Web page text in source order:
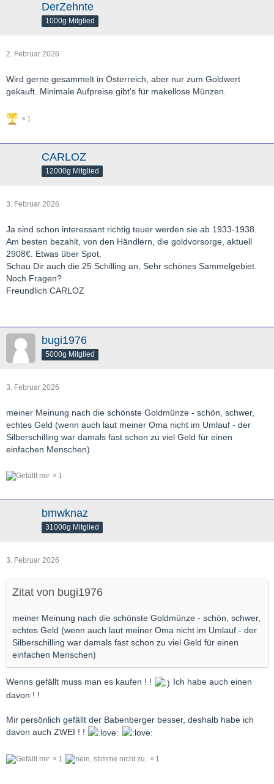
DerZehnte
1000g Mitglied
2. Februar 2026
Wird gerne gesammelt in Österreich, aber nur zum Goldwert
gekauft. Minimale Aufpreise gibt's für makellose Münzen.
1
CARLOZ
12000g Mitglied
3. Februar 2026
Ja sind schon interessant richtig teuer werden sie ab 1933-1938.
Am besten bezahlt, von den Händlern, die goldvorsorge, aktuell
2908€. Etwas über Spot.
Schau Dir auch die 25 Schilling an, Sehr schönes Sammelgebiet.
Noch Fragen?
Freundlich CARLOZ
bugi1976
5000g Mitglied
3. Februar 2026
meiner Meinung nach die schönste Goldmünze - schön, schwer,
echtes Geld (wenn auch laut meiner Oma nicht im Umlauf - der
Silberschilling war damals fast schon zu viel Geld für einen
einfachen Menschen)
1
bmwknaz
31000g Mitglied
3. Februar 2026
Zitat von bugi1976
meiner Meinung nach die schönste Goldmünze - schön, schwer,
echtes Geld (wenn auch laut meiner Oma nicht im Umlauf - der
Silberschilling war damals fast schon zu viel Geld für einen
einfachen Menschen)
Wenns gefällt muss man es kaufen ! !
Ich habe auch einen
davon ! !
Mir persönlich gefällt der Babenberger besser, deshalb habe ich
davon auch ZWEI ! !
1 1